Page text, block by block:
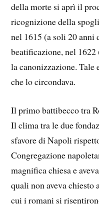
della morte si aprì il
ricognizione della
nel 1615 (a soli 20 anni
beatificazione, nel
la canonizzazione. Tale
che lo circondava.
Il primo battibecco tra
Il clima tra le due
sfavore di Napoli
Congregazione
magnifica chiesa e
quali non aveva chiesto
cui i romani si